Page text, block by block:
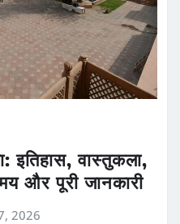
इतिहास, वास्तुकला,
और पूरी जानकारी
2026